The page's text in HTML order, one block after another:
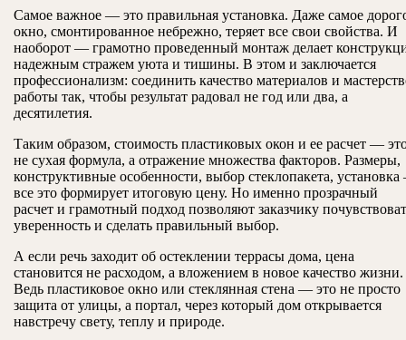
Самое важное — это правильная установка. Даже самое
окно, смонтированное небрежно, теряет все свои свойства. И
наоборот — грамотно проведенный монтаж делает
надежным стражем уюта и тишины. В этом и заключается
профессионализм: соединить качество материалов и
работы так, чтобы результат радовал не год или два, а
десятилетия.
Таким образом, стоимость пластиковых окон и ее расчет —
не сухая формула, а отражение множества факторов. Размеры,
конструктивные особенности, выбор стеклопакета,
все это формирует итоговую цену. Но именно прозрачный
расчет и грамотный подход позволяют заказчику
уверенность и сделать правильный выбор.
А если речь заходит об остеклении террасы дома, цена
становится не расходом, а вложением в новое качество жизни.
Ведь пластиковое окно или стеклянная стена — это не просто
защита от улицы, а портал, через который дом открывается
навстречу свету, теплу и природе.